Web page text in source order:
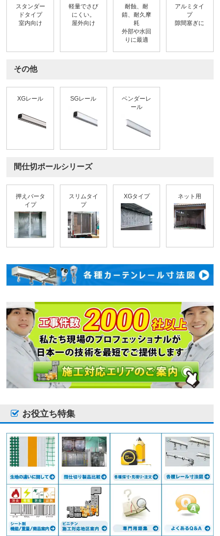
スタンダー
ドタイプ
室内向け
軽量でさび
にくい。
屋外向け
耐蝕、耐
錆、耐久摩
耗
外部や水回
りに最適
アルミタイ
プ
隙間塞ぎに
その他
XGレール SGレール
ベンダーレ
ール
間仕切ポールシリーズ
押えバータ
イプ
スリムタイ
プ
XGタイプ ネット用
お役立ち特集